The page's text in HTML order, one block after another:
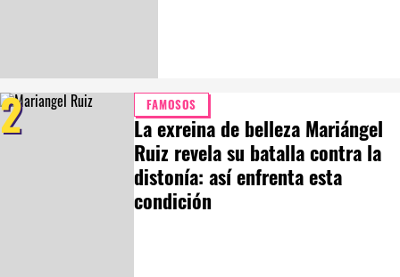
2 FAMOSOS
La exreina de belleza Mariángel
Ruiz revela su batalla contra la
distonía: así enfrenta esta
condición